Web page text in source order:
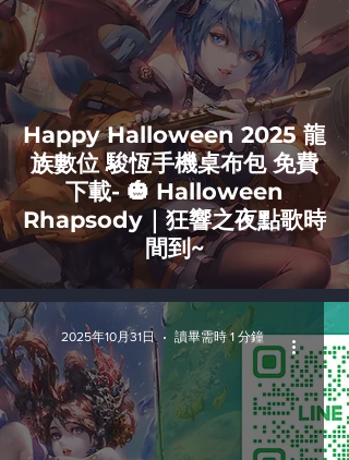
Happy Halloween 2025 龍
族數位 駿恆手機桌布包 免費
下載- 🎃 Halloween
Rhapsody｜狂響之夜點歌時
間到~
2025年10月31日 讀畢需時 1 分鐘